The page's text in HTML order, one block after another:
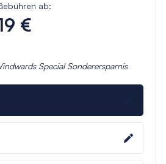
ab:
€
SpecialSonderersparnis